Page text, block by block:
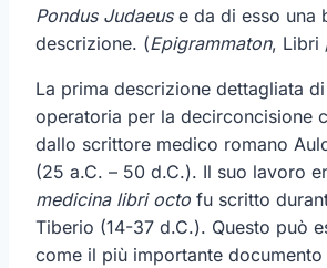
Pondus Judaeuse da di esso una
descrizione. (Epigrammaton, Libri
La prima descrizione dettagliata
operatoria per la decirconcisione
dallo scrittore medico romano
(25 a.C. – 50 d.C.). Il suo lavoro
medicina libri octo fu scritto
Tiberio (14-37 d.C.). Questo può
come il più importante